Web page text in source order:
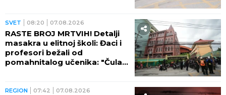
SVET 08:20 07.08.2026
RASTE BROJ MRTVIH! Detalji
masakra u elitnoj školi: Đaci i
profesori bežali od
pomahnitalog učenika: "Čula
REGION 07:42 07.08.2026